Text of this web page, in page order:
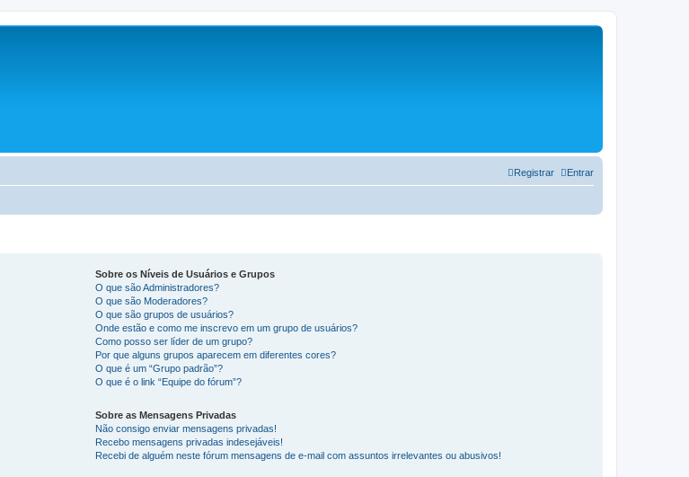
Entrar
Registrar
Sobre os Níveis de Usuários e Grupos
O que são Administradores?
O que são Moderadores?
O que são grupos de usuários?
Onde estão e como me inscrevo em um grupo de usuários?
Como posso ser líder de um grupo?
Por que alguns grupos aparecem em diferentes cores?
O que é um “Grupo padrão”?
O que é o link “Equipe do fórum”?
Sobre as Mensagens Privadas
Não consigo enviar mensagens privadas!
Recebo mensagens privadas indesejáveis!
Recebi de alguém neste fórum mensagens de e-mail com assuntos irrelevantes ou abusivos!